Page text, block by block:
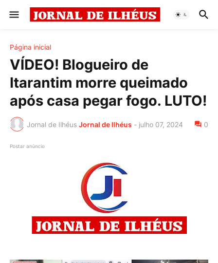
Página inicial
VÍDEO! Blogueiro de
Itarantim morre queimado
após casa pegar fogo. LUTO!
Jornal de Ilhéus Jornal de Ilhéus - julho 07, 2024 0
Postar anúncio